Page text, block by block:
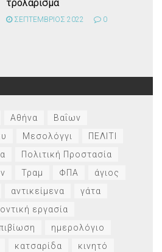
τρολάρισμα
ΣΕΠΤΕΜΒΡΙΟΣ 2022 0
Αθήνα
Βαΐων
Μεσολόγγι
ΠΕΛΙΤΙ
Πολιτική Προστασία
Τραμ ΦΠΑ
άγιος
αντικείμενα
γάτα
εργασία
ημερολόγιο
κατσαρίδα
κινητό